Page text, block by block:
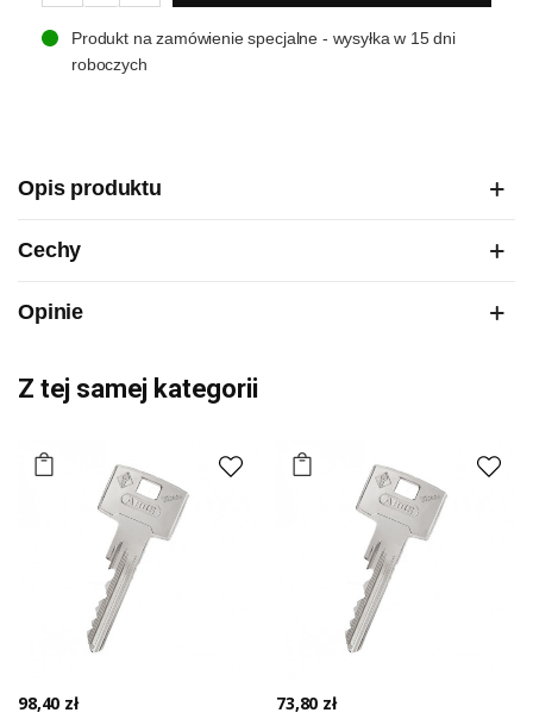
Produkt na zamówienie specjalne - wysyłka w 15 dni
roboczych
Opis produktu
Cechy
Opinie
Z tej samej kategorii
98,40 zł 73,80 zł